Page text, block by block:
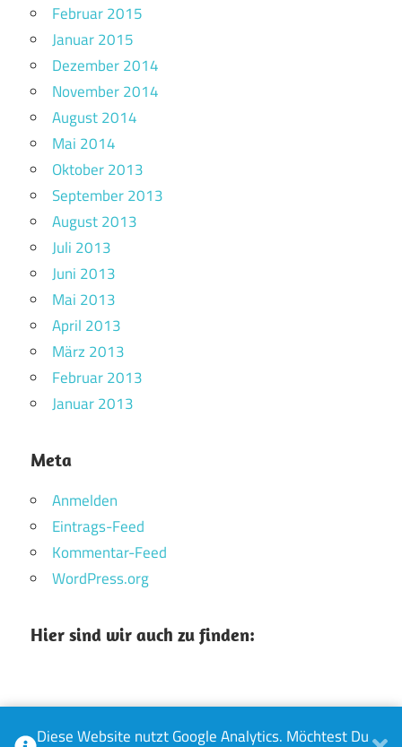
Februar 2015
Januar 2015
Dezember 2014
November 2014
August 2014
Mai 2014
Oktober 2013
September 2013
August 2013
Juli 2013
Juni 2013
Mai 2013
April 2013
März 2013
Februar 2013
Januar 2013
Meta
Anmelden
Eintrags-Feed
Kommentar-Feed
WordPress.org
Hier sind wir auch zu finden:
Diese Website nutzt Google Analytics. Möchtest Du